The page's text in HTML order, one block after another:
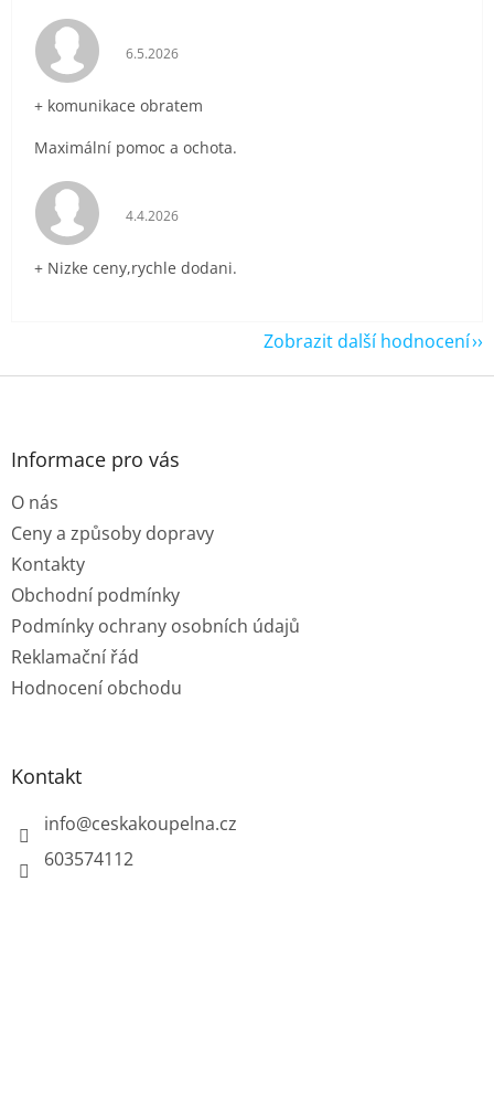
Hodnocení obchodu je 5 z 5 hvězdiček.
6.5.2026
+ komunikace obratem
Maximální pomoc a ochota.
Hodnocení obchodu je 5 z 5 hvězdiček.
4.4.2026
+ Nizke ceny,rychle dodani.
Zobrazit další hodnocení
Z
Informace pro vás
O nás
Ceny a způsoby dopravy
Kontakty
Obchodní podmínky
Podmínky ochrany osobních údajů
Reklamační řád
Hodnocení obchodu
Kontakt
info@ceskakoupelna.cz
603574112